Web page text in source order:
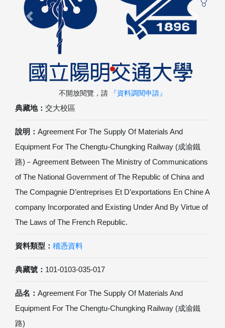
典藏地： 交大校區
說明： Agreement For The Supply Of Materials And
Equipment For The Chengtu-Chungking Railway (成渝鐵
路)－Agreement Between The Ministry of Communications
of The National Government of The Republic of China and
The Compagnie D’entreprises Et D’exportations En Chine A
company Incorporated and Existing Under And By Virtue of
The Laws of The French Republic.
資料類型： 稽憑資料
典藏號： 101-0103-035-017
品名： Agreement For The Supply Of Materials And
Equipment For The Chengtu-Chungking Railway (成渝鐵
路)
Previous Next
不開放閱覽，請 『資料調閱申請』